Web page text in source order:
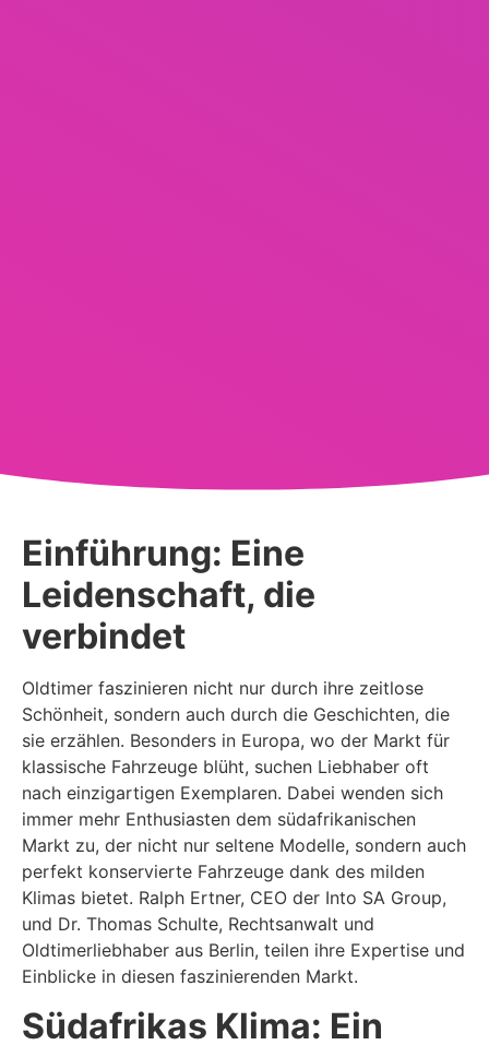
Einführung: Eine
Leidenschaft, die
verbindet
Oldtimer faszinieren nicht nur durch ihre zeitlose
Schönheit, sondern auch durch die Geschichten, die
sie erzählen. Besonders in Europa, wo der Markt für
klassische Fahrzeuge blüht, suchen Liebhaber oft
nach einzigartigen Exemplaren. Dabei wenden sich
immer mehr Enthusiasten dem südafrikanischen
Markt zu, der nicht nur seltene Modelle, sondern auch
perfekt konservierte Fahrzeuge dank des milden
Klimas bietet. Ralph Ertner, CEO der Into SA Group,
und Dr. Thomas Schulte, Rechtsanwalt und
Oldtimerliebhaber aus Berlin, teilen ihre Expertise und
Einblicke in diesen faszinierenden Markt.
Südafrikas Klima: Ein